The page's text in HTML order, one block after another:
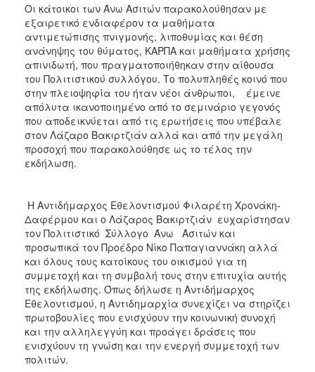
ΔΗΜΟΤΗΣ
ΕΠΙΣΚΕΠΤΗΣ
ΗΡΑΚΛΕΙΟ
Οι κάτοικοι των Άνω Ασιτών παρακολούθησαν με
εξαιρετικό ενδιαφέρον τα μαθήματα
αντιμετώπισης πνιγμονής, λιποθυμίας και θέση
ανάνηψης του θύματος, ΚΑΡΠΑ και μαθήματα χρήσης
απινιδωτή, που πραγματοποιήθηκαν στην αίθουσα
του Πολιτιστικού συλλόγου. Το πολυπληθές κοινό που
στην πλειοψηφία του ήταν νέοι άνθρωποι, έμεινε
απόλυτα ικανοποιημένο από το σεμινάριο γεγονός
που αποδεικνύεται από τις ερωτήσεις που υπέβαλε
στον Λάζαρο Βακιρτζιάν αλλά και από την μεγάλη
προσοχή που παρακολούθησε ως το τέλος την
εκδήλωση.
Η Αντιδήμαρχος Εθελοντισμού Φιλαρέτη Χρονάκη-
Δαφέρμου και ο Λάζαρος Βακιρτζιάν ευχαρίστησαν
τον Πολιτιστικό Σύλλογο Άνω Άσιτών και
προσωπικά τον Προέδρο Νίκο Παπαγιαννάκη αλλά
και όλους τους κατοίκους του οικισμού για τη
συμμετοχή και τη συμβολή τους στην επιτυχία αυτής
της εκδήλωσης. Όπως δήλωσε η Αντιδήμαρχος
Εθελοντισμού, η Αντιδημαρχία συνεχίζει να στηρίζει
πρωτοβουλίες που ενισχύουν την κοινωνική συνοχή
και την αλληλεγγύη και προάγει δράσεις που
ενισχύουν τη γνώση και την ενεργή συμμετοχή των
πολιτών.